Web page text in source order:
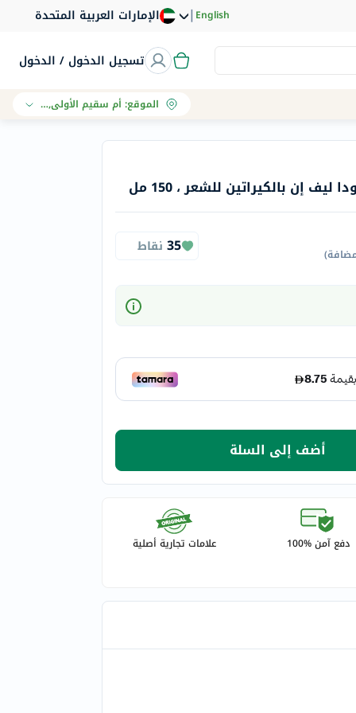
الإمارات العربية المتحدة |English
تسجيل الدخول / الدخول
الموقع:أم سقيم الأولى, دبي
إن بالكيراتين للشعر ، 150 مل
)
35 نقاط
أضف إلى السلة
دفع آمن %100 علامات تجارية أصلية